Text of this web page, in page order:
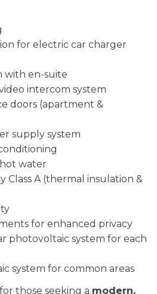
for electric car charger
with en-suite
intercom system
doors (apartment &
supply system
water
Class A (thermal insulation &
for enhanced privacy
photovoltaic system for each
system for common areas
those seeking a modern,